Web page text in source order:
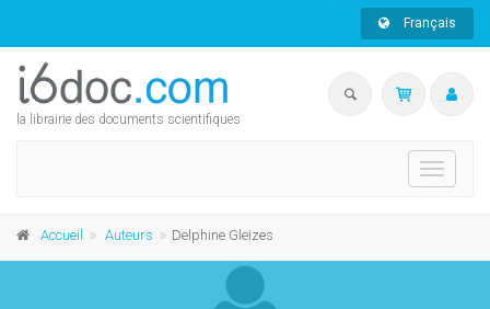
Français
la librairie des documents scientifiques
Toggle
Accueil Auteurs Delphine Gleizes